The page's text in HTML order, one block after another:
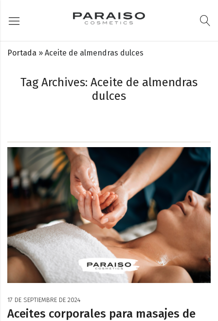
Tag Archives: Aceite de almendras
dulces
Portada » Aceite de almendras dulces
17 DE SEPTIEMBRE DE 2024
Aceites corporales para masajes de